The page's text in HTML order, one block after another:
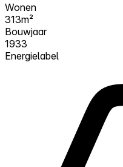
Wonen
313m²
Bouwjaar
1933
Energielabel